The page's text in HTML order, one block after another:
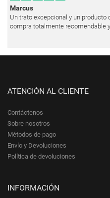
Marcus
Un trato excepcional y un producto
compra totalmente recomendable
ATENCIÓN AL CLIENTE
Contáctenos
Sobre nosotros
Métodos de pago
Envío y Devoluciones
Política de devoluciones
INFORMACIÓN